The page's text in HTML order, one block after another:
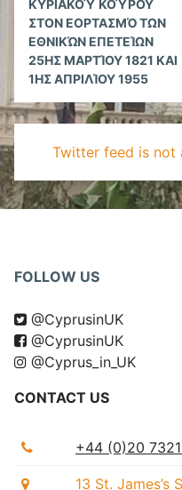
ΚΥΡΙΑΚΟΎ ΚΟΎΡΟΥ
ΣΤΟΝ ΕΟΡΤΑΣΜΌ ΤΩΝ
ΕΘΝΙΚΏΝ ΕΠΕΤΕΊΩΝ
25ΗΣ ΜΑΡΤΊΟΥ 1821 ΚΑΙ
1ΗΣ ΑΠΡΙΛΊΟΥ 1955
Twitter feed is not
FOLLOW US
@CyprusinUK
@CyprusinUK
@Cyprus_in_UK
CONTACT US
+44 (0)20
13 St. James’s